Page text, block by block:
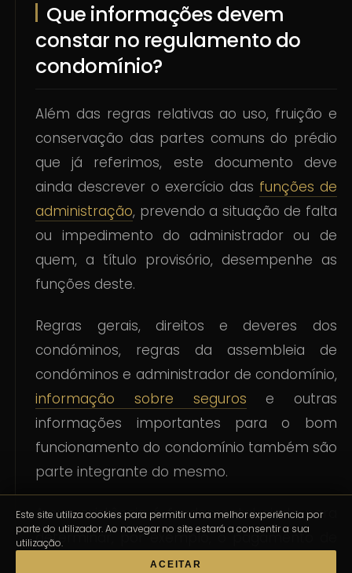
Que informações devem
constar no regulamento do
condomínio?
Além das regras relativas ao uso, fruição e
conservação das partes comuns do prédio
que já referimos, este documento deve
ainda descrever o exercício das funções de
administração, prevendo a situação de falta
ou impedimento do administrador ou de
quem, a título provisório, desempenhe as
funções deste.
Regras gerais, direitos e deveres dos
condóminos, regras da assembleia de
condóminos e administrador de condomínio,
informação sobre seguros e outras
informações importantes para o bom
funcionamento do condomínio também são
parte integrante do mesmo.
A sua existência é fundamental ainda para
determinar, por exemplo, o pagamento de
multas em caso de não pagamento das
Este site utiliza cookies para permitir uma melhor experiência por
parte do utilizador. Ao navegar no site estará a consentir a sua
utilização.
ACEITAR